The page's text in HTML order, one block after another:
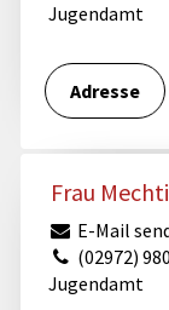
Jugendamt
Adresse
Frau
E-Mail
(02972)
Jugendamt